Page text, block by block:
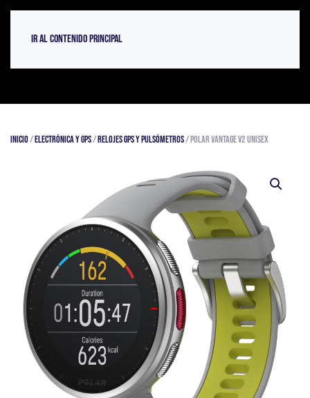
Ir al contenido principal
Inicio/Electrónica y GPS/Relojes GPS y pulsómetros/ Polar Vantage V2 Unisex